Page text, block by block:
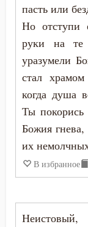
пасть или
Но отступи
руки на те
уразумели
стал
когда душа
Ты
Божия
их
В избранное